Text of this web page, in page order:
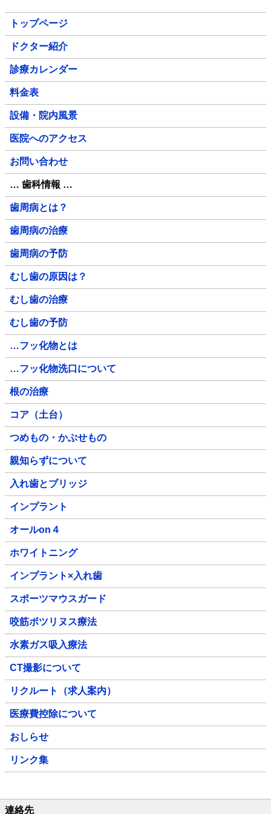
トップページ
ドクター紹介
診療カレンダー
料金表
設備・院内風景
医院へのアクセス
お問い合わせ
… 歯科情報 …
歯周病とは？
歯周病の治療
歯周病の予防
むし歯の原因は？
むし歯の治療
むし歯の予防
…フッ化物とは
…フッ化物洗口について
根の治療
コア（土台）
つめもの・かぶせもの
親知らずについて
入れ歯とブリッジ
インプラント
オールon４
ホワイトニング
インプラント×入れ歯
スポーツマウスガード
咬筋ボツリヌス療法
水素ガス吸入療法
CT撮影について
リクルート（求人案内）
医療費控除について
おしらせ
リンク集
連絡先